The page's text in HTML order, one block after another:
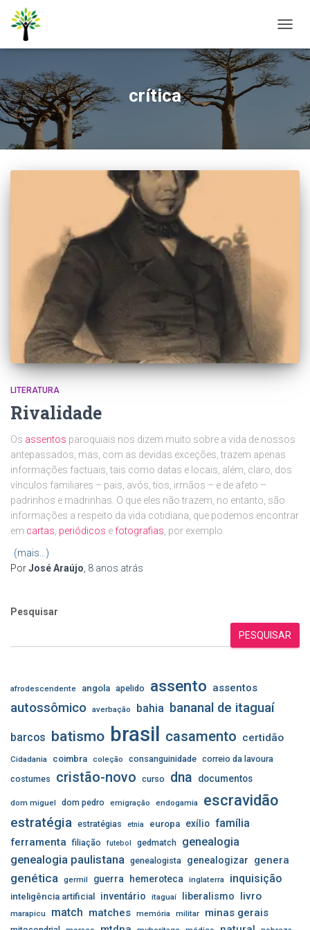
crítica
LITERATURA
Rivalidade
Os assentos paroquiais nos dizem muito sobre a vida de nossos
antepassados, mas, com as devidas exceções, trazem apenas
informações factuais, tais como datas e locais, além, claro, dos
vínculos familiares – pais, avós, tios, irmãos – e de afeto –
padrinhos e madrinhas. O que eles não trazem, no entanto, são
informações a respeito da vida cotidiana, que podemos encontrar
em cartas periódicos e fotografias , por exemplo.
(mais…)
PorJosé Araújo 8 anos atrás
Pesquisar
PESQUISAR
afrodescendente angola apelido assento assentos
autossômico averbação bahia bananal de itaguaí
barcos batismo brasil casamento certidão
Cidadania coimbra coleção consanguinidade correio da lavoura
costumes
cristão-novo curso dna documentos
dom miguel dom pedro emigração endogamia escravidão
estratégia estratégias etnia europa exílio família
ferramenta filiação futebol gedmatch genealogia
genealogia paulistana genealogista genealogizar genera
genética germil guerra hemeroteca inglaterra inquisição
inteligência artificial inventário itaguaí liberalismo livro
marapicu match matches memória militar minas gerais